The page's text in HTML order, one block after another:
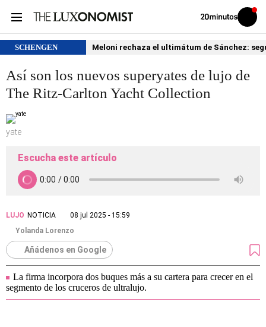
Volver
Iniciar
sesión
SCHENGEN Meloni rechaza el ultimátum de Sánchez:
Así son los nuevos superyates de lujo de
The Ritz-Carlton Yacht Collection
yate
Escucha este artículo
LUJO NOTICIA
08 jul 2025 - 15:59
Yolanda Lorenzo
Añádenos en Google
La firma incorpora dos buques más a su cartera para crecer en el
segmento de los cruceros de ultralujo.